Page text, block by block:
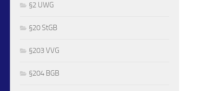
§2 UWG
§20 StGB
§203 VVG
§204 BGB